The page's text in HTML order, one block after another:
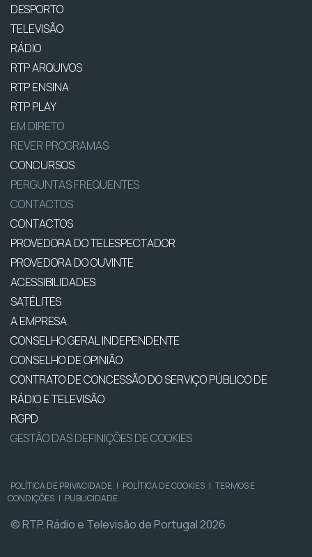
DESPORTO
TELEVISÃO
RÁDIO
RTP ARQUIVOS
RTP ENSINA
RTP PLAY
EM DIRETO
REVER PROGRAMAS
CONCURSOS
PERGUNTAS FREQUENTES
CONTACTOS
CONTACTOS
PROVEDORA DO TELESPECTADOR
PROVEDORA DO OUVINTE
ACESSIBILIDADES
SATÉLITES
A EMPRESA
CONSELHO GERAL INDEPENDENTE
CONSELHO DE OPINIÃO
CONTRATO DE CONCESSÃO DO SERVIÇO PÚBLICO DE
RÁDIO E TELEVISÃO
RGPD
GESTÃO DAS DEFINIÇÕES DE COOKIES
POLÍTICA DE PRIVACIDADE | POLÍTICA DE COOKIES | TERMOS E
CONDIÇÕES | PUBLICIDADE
© RTP, Rádio e Televisão de Portugal 2026